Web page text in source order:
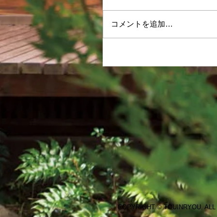
コメントを追加…
COPYRIGHT © TOUINRYOU.